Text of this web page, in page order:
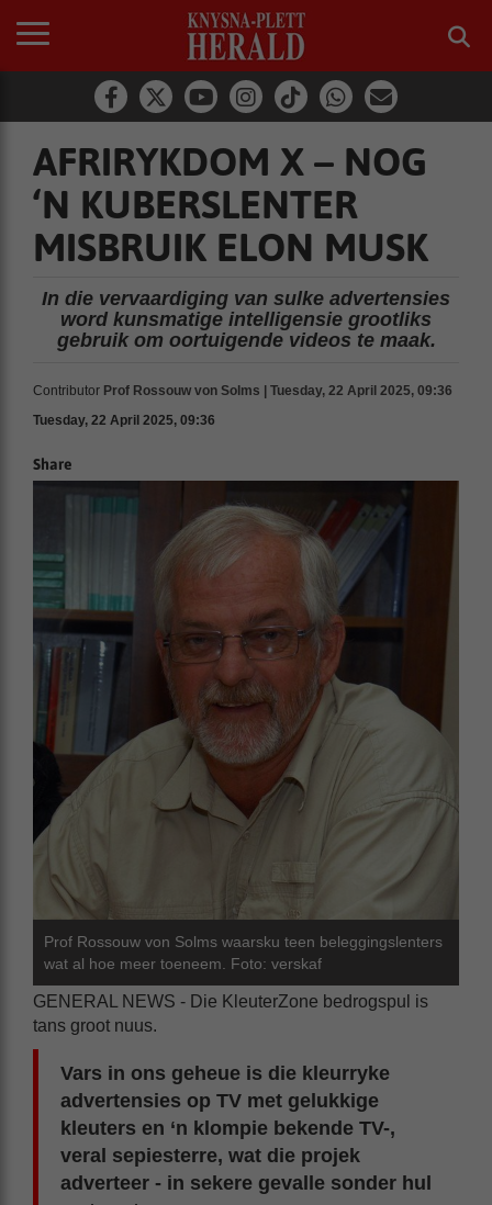
AFRIRYKDOM X – NOG
‘N KUBERSLENTER
MISBRUIK ELON MUSK
In die vervaardiging van sulke advertensies
word kunsmatige intelligensie grootliks
gebruik om oortuigende videos te maak.
Contributor Prof Rossouw von Solms | Tuesday, 22 April 2025, 09:36
Tuesday, 22 April 2025, 09:36
Share
Prof Rossouw von Solms waarsku teen beleggingslenters
wat al hoe meer toeneem. Foto: verskaf
GENERAL NEWS - Die KleuterZone bedrogspul is
tans groot nuus.
Vars in ons geheue is die kleurryke
advertensies op TV met gelukkige
kleuters en ‘n klompie bekende TV-,
veral sepiesterre, wat die projek
adverteer - in sekere gevalle sonder hul